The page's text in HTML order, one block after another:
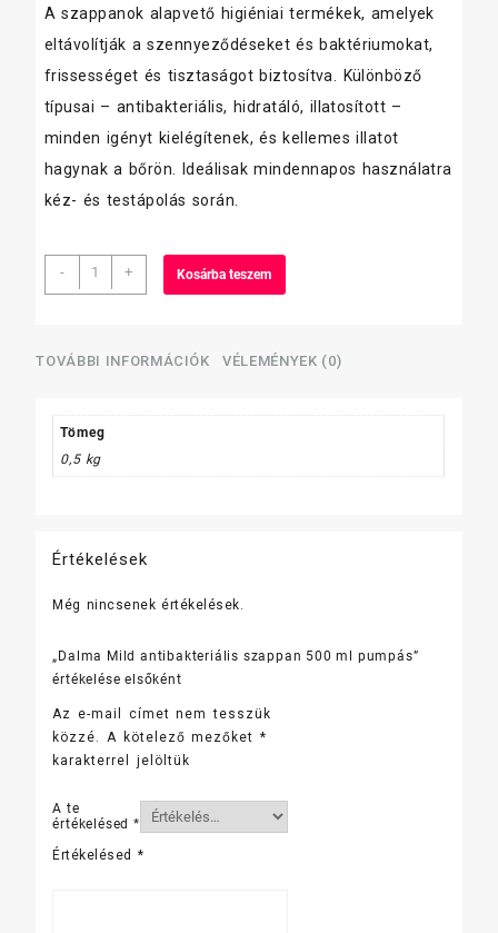
A szappanok alapvető higiéniai termékek, amelyek
eltávolítják a szennyeződéseket és baktériumokat,
frissességet és tisztaságot biztosítva. Különböző
típusai – antibakteriális, hidratáló, illatosított –
minden igényt kielégítenek, és kellemes illatot
hagynak a bőrön. Ideálisak mindennapos használatra
kéz- és testápolás során.
-
Dalma
Mild
500
mennyiség
+ Kosárba teszem
TOVÁBBI INFORMÁCIÓK VÉLEMÉNYEK (0)
Tömeg
0,5 kg
Értékelések
Még nincsenek értékelések.
„Dalma Mild antibakteriális szappan 500 ml pumpás”
értékelése elsőként
Az e-mail címet nem tesszük
közzé. A kötelező mezőket *
karakterrel jelöltük
A te
értékelésed*
Értékelésed *